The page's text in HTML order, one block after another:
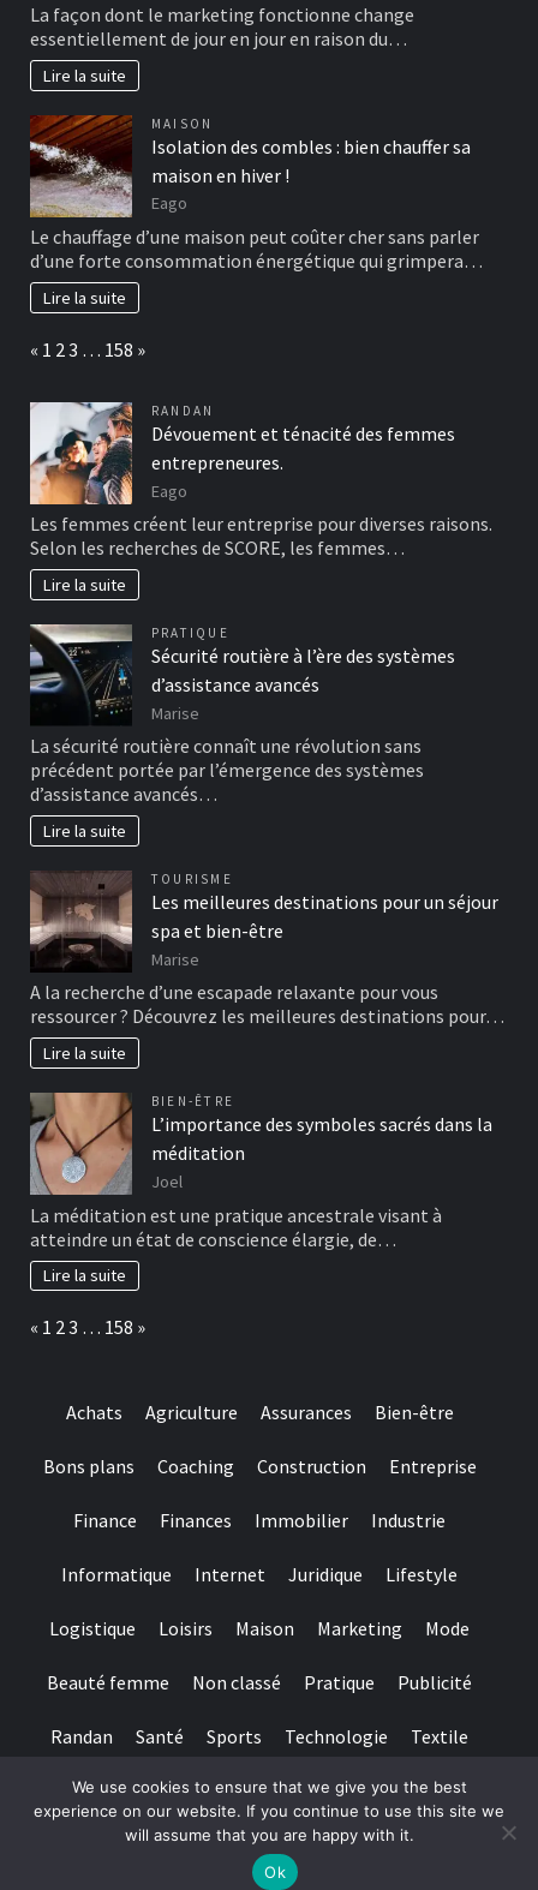
La façon dont le marketing fonctionne change
essentiellement de jour en jour en raison du…
Lire la suite
MAISON
Isolation des combles : bien chauffer sa
maison en hiver !
Eago
Le chauffage d’une maison peut coûter cher sans parler
d’une forte consommation énergétique qui grimpera…
Lire la suite
Page:
Previous
« 1 2 3 … 158 Next
»
RANDAN
Dévouement et ténacité des femmes
entrepreneures.
Eago
Les femmes créent leur entreprise pour diverses raisons.
Selon les recherches de SCORE, les femmes…
Lire la suite
PRATIQUE
Sécurité routière à l’ère des systèmes
d’assistance avancés
Marise
La sécurité routière connaît une révolution sans
précédent portée par l’émergence des systèmes
d’assistance avancés…
Lire la suite
TOURISME
Les meilleures destinations pour un séjour
spa et bien-être
Marise
A la recherche d’une escapade relaxante pour vous
ressourcer ? Découvrez les meilleures destinations pour…
Lire la suite
BIEN-ÊTRE
L’importance des symboles sacrés dans la
méditation
Joel
La méditation est une pratique ancestrale visant à
atteindre un état de conscience élargie, de…
Lire la suite
Page:
Previous
« 1 23 … 158 Next
»
Achats Agriculture Assurances Bien-être
Bons plans Coaching Construction Entreprise
Finance Finances Immobilier Industrie
Informatique Internet Juridique Lifestyle
Logistique Loisirs Maison Marketing Mode
Beauté femme Non classé Pratique Publicité
Randan Santé Sports Technologie Textile
Tourisme Transports Transports de personnes
Copyright © All rights reserved. |Magazine 7
We use cookies to ensure that we give you the best
experience on our website. If you continue to use this site we
will assume that you are happy with it.
Ok